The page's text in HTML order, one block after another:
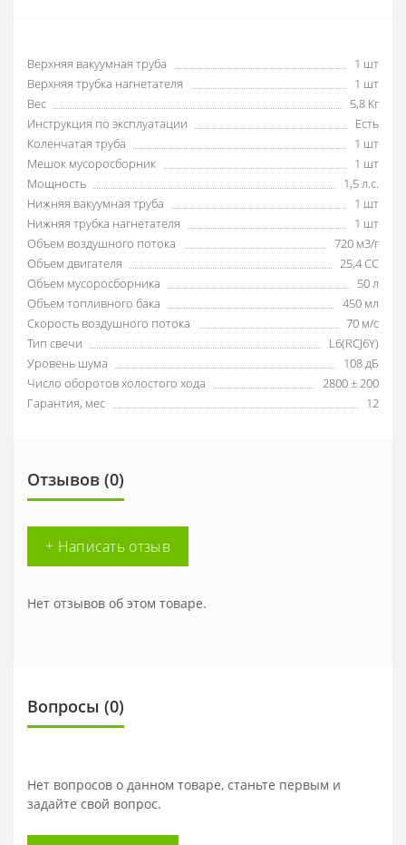
Верхняя вакуумная труба
1 шт
Верхняя трубка нагнетателя
1 шт
Вес
5,8 Кг
Инструкция по эксплуатации
Есть
Коленчатая труба
1 шт
Мешок мусоросборник
1 шт
Мощность
1,5 л.с.
Нижняя вакуумная труба
1 шт
Нижняя трубка нагнетателя
1 шт
Объем воздушного потока
720 м3/г
Объем двигателя
25,4 СС
Объем мусоросборника
50 л
Объем топливного бака
450 мл
Скорость воздушного потока
70 м/с
Тип свечи
L6(RCJ6Y)
Уровень шума
108 дБ
Число оборотов холостого хода
2800 ± 200
Гарантия, мес
12
Отзывов (0)
+ Написать отзыв
Нет отзывов об этом товаре.
Вопросы (0)
Нет вопросов о данном товаре, станьте первым и
задайте свой вопрос.